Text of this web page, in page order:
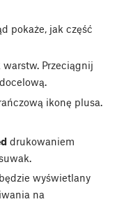
pokaże, jak część
Przeciągnij
ikonę plusa.
drukowaniem
wyświetlany
na